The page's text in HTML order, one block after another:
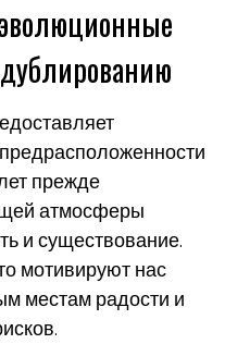
прежде
атмосферы
и существование.
мотивируют нас
местам радости и